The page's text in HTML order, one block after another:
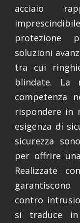
acciaio
protezione
soluzioni
tra cui
blindate. La
competenza
rispondere in
esigenza di
sicurezza
per offrire
Realizzate
contro
si traduce in